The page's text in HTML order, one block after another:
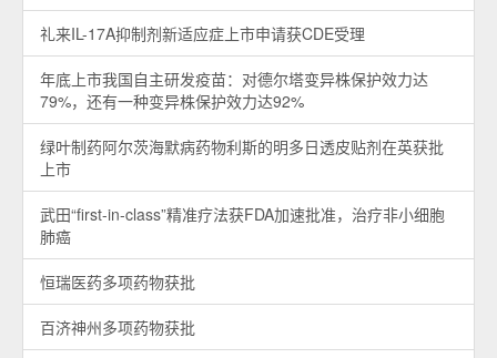
礼来IL-17A抑制剂新适应症上市申请获CDE受理
年底上市我国自主研发疫苗：对德尔塔变异株保护效力达
79%，还有一种变异株保护效力达92%
绿叶制药阿尔茨海默病药物利斯的明多日透皮贴剂在英获批
上市
武田“first-in-class”精准疗法获FDA加速批准，治疗非小细胞
肺癌
恒瑞医药多项药物获批
百济神州多项药物获批